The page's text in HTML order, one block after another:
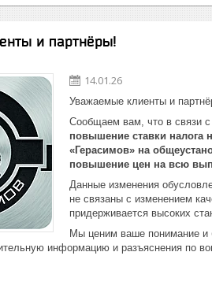
и партнёры!
14.01.26
Уважаемые клиенты и
Сообщаем вам, что в связи
повышение ставки налога
«Герасимов» на
повышение цен на всю
Данные изменения
не связаны с изменением
придерживается высоких
Мы ценим ваше понимание и
информацию и разъяснения по